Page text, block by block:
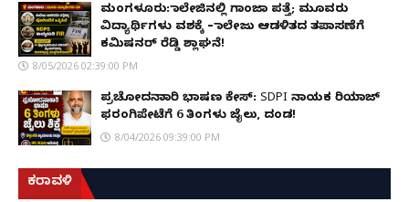
ಮಂಗಳೂರು: ಕಾಲೇಜಿನಲ್ಲಿ ಗಾಂಜಾ ಪತ್ತೆ; ಮೂವರು
ವಿದ್ಯಾರ್ಥಿಗಳು ವಶಕ್ಕೆ – ಕಾಲೇಜು ಆಡಳಿತದ ತಪಾಸಣೆಗೆ
ಕಮಿಷನರ್ ರೆಡ್ಡಿ ಶ್ಲಾಘನೆ!
8/05/2026 02:39:00 PM
ಪ್ರಚೋದನಾಕಾರಿ ಭಾಷಣ ಕೇಸ್: SDPI ನಾಯಕ ರಿಯಾಜ್
ಫರಂಗಿಪೇಟೆಗೆ 6 ತಿಂಗಳು ಜೈಲು, ದಂಡ!
8/04/2026 09:39:00 PM
ಕರಾವಳಿ